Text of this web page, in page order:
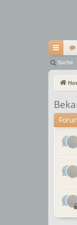
ch
ne
ug
Suche